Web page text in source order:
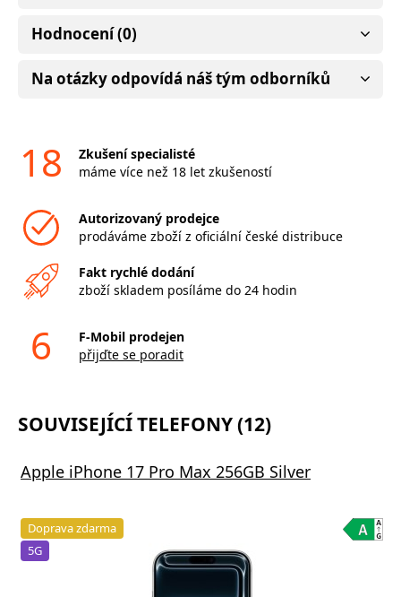
Hodnocení (0)
Na otázky odpovídá náš tým odborníků
18
Zkušení specialisté
máme více než 18 let zkušeností
Autorizovaný prodejce
prodáváme zboží z oficiální české distribuce
Fakt rychlé dodání
zboží skladem posíláme do 24 hodin
6
F-Mobil prodejen
přijďte se poradit
SOUVISEJÍCÍ TELEFONY (12)
Apple iPhone 17 Pro Max 256GB Silver
Doprava zdarma
5G